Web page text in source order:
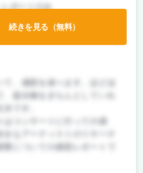
教科書ノート持ち込み不可
て、感想を述べます。ほどほ
、提出物をきちんとしていれ
業についての感想レポートで
続きを見る（無料）